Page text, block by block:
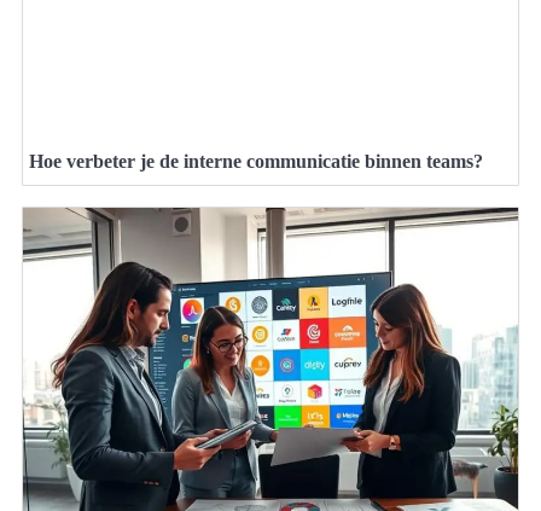
Hoe verbeter je de interne communicatie binnen teams?